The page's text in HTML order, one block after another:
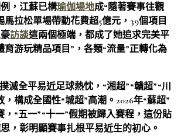
，江蘇已構瑜伽場地成“隨著賽事往觀
馬拉松單場帶動花費超5億元，39個項目
訪談這兩個極端，都成了她追求完美平
育游玩精品項目”，各類“流量”正轉化為
滅全平易近足球熱忱，“湘超”“贛超”“川
構成全國性“城超”高潮。2026年“蘇超”
，“五一”“十一”假期被歸入賽程，這份貼
，彰明顯賽事扎根平易近生的初心。